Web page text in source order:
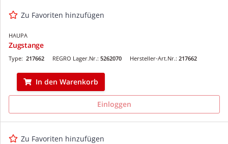
Zu Favoriten hinzufügen
HAUPA
Zugstange
REGRO Lager.Nr.: 5262070
Type: 217662 Hersteller-Art.Nr.: 217662
In den Warenkorb
Einloggen
Zu Favoriten hinzufügen